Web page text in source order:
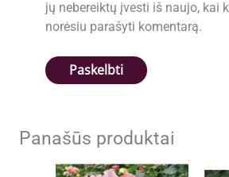
jų nebereiktų įvesti iš naujo, kai
norėsiu parašyti komentarą.
Panašūs produktai